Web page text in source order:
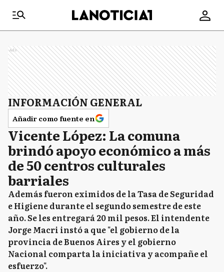
Ads
INFORMACIÓN GENERAL
Añadir como fuente en
Vicente López: La comuna
brindó apoyo económico a más
de 50 centros culturales
barriales
Además fueron eximidos de la Tasa de Seguridad
e Higiene durante el segundo semestre de este
año. Se les entregará 20 mil pesos. El intendente
Jorge Macri instó a que "el gobierno de la
provincia de Buenos Aires y el gobierno
Nacional comparta la iniciativa y acompañe el
esfuerzo".